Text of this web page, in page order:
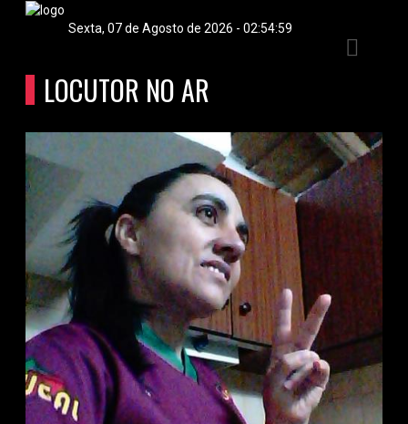
Sexta, 07 de Agosto de 2026 - 02:55:00
LOCUTOR NO AR